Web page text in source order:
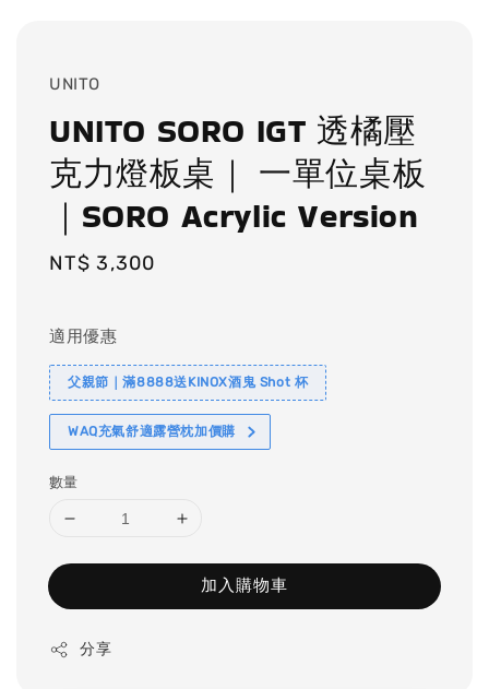
UNITO
UNITO SORO IGT 透橘壓
克力燈板桌｜ 一單位桌板
｜SORO Acrylic Version
Regular
NT$ 3,300
適用優惠
父親節｜滿8888送KINOX酒鬼 Shot 杯
WAQ充氣舒適露營枕加價購
數量
加入購物車
分享